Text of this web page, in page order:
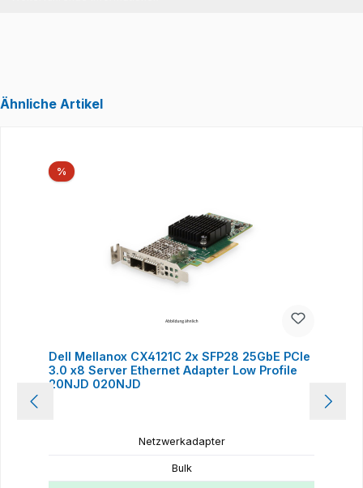
Ähnliche Artikel
%Rabatt
Dell Mellanox CX4121C 2x SFP28 25GbE PCIe
3.0 x8 Server Ethernet Adapter Low Profile
20NJD 020NJD
Netzwerkadapter
Bulk